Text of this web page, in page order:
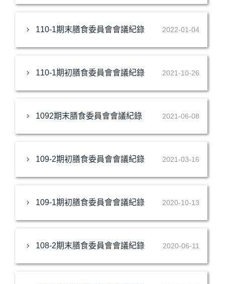
110-1期末膳食委員會會議紀錄 2022-01-04
110-1期初膳食委員會會議紀錄 2021-10-26
1092期末膳食委員會會議紀錄 2021-06-08
109-2期初膳食委員會會議紀錄 2021-03-16
109-1期初膳食委員會會議紀錄 2020-10-13
108-2期末膳食委員會會議紀錄 2020-06-11